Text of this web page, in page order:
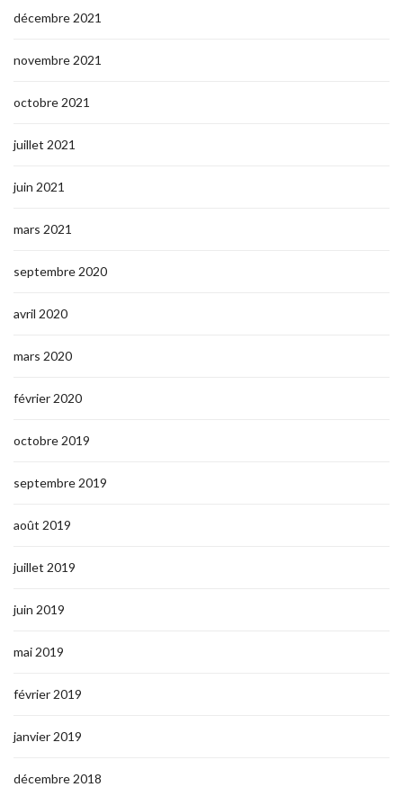
décembre 2021
novembre 2021
octobre 2021
juillet 2021
juin 2021
mars 2021
septembre 2020
avril 2020
mars 2020
février 2020
octobre 2019
septembre 2019
août 2019
juillet 2019
juin 2019
mai 2019
février 2019
janvier 2019
décembre 2018